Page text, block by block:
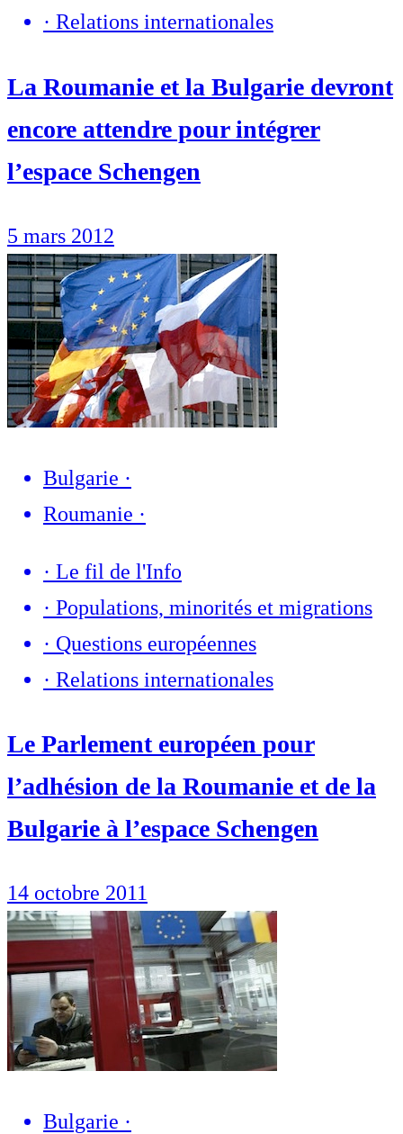
· Relations internationales
La Roumanie et la Bulgarie devront
encore attendre pour intégrer
l’espace Schengen
5 mars 2012
Bulgarie ·
Roumanie ·
· Le fil de l'Info
· Populations, minorités et migrations
· Questions européennes
· Relations internationales
Le Parlement européen pour
l’adhésion de la Roumanie et de la
Bulgarie à l’espace Schengen
14 octobre 2011
Bulgarie ·